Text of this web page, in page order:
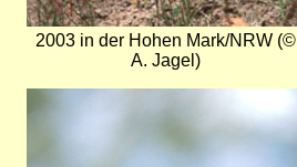
2003 in der Hohen Mark/NRW (©
A. Jagel)